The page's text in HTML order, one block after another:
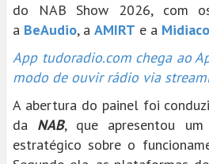
do NAB Show 2026, com
a BeAudio, a AMIRT e a
App tudoradio.com chega ao
modo de ouvir rádio via
A abertura do painel foi
da NAB, que apresentou
estratégico sobre o